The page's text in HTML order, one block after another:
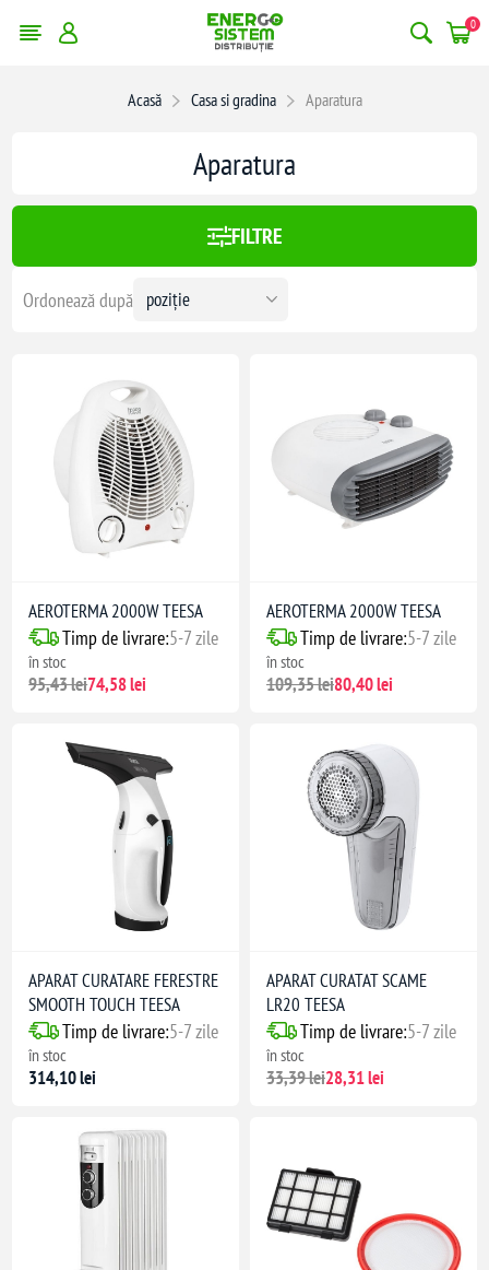
0
Acasă Casa si gradina
Aparatura
452
Aparatura
FILTRE
Ordonează după
AEROTERMA 2000W TEESA
Timp de livrare:5-7 zile
în stoc
95,43 lei74,58 lei
AEROTERMA 2000W TEESA
Timp de livrare:5-7 zile
în stoc
109,35 lei80,40 lei
APARAT CURATARE FERESTRE
SMOOTH TOUCH TEESA
Timp de livrare:5-7 zile
în stoc
314,10 lei
APARAT CURATAT SCAME
LR20 TEESA
Timp de livrare:5-7 zile
în stoc
33,39 lei28,31 lei